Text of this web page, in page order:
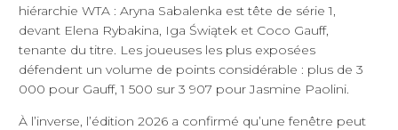
hiérarchie WTA : Aryna Sabalenka est tête de série 1,
devant Elena Rybakina, Iga Świątek et Coco Gauff,
tenante du titre. Les joueuses les plus exposées
défendent un volume de points considérable : plus de 3
000 pour Gauff, 1 500 sur 3 907 pour Jasmine Paolini.
À l’inverse, l’édition 2026 a confirmé qu’une fenêtre peut